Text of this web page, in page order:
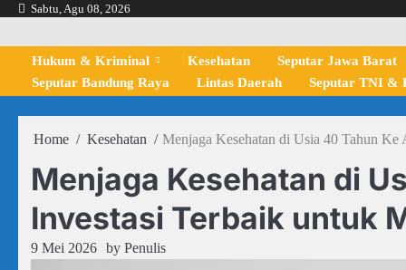
Skip
content
Sabtu, Agu 08, 2026
Hukum & Kriminal Kesehatan
Seputar Jawa Barat
Seputar Bandung Raya
Lintas Daerah Seputar TNI &
Home Kesehatan Menjaga Kesehatan di Usia 40 Tahun Ke
Menjaga Kesehatan di
Investasi Terbaik untuk
9 Mei 2026 by Penulis